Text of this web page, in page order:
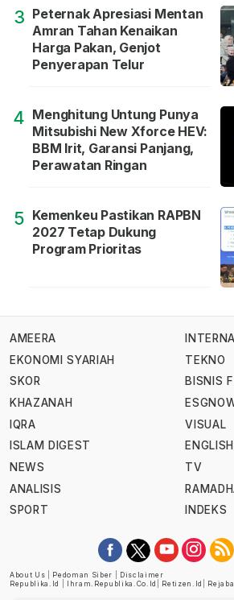
3 Peternak Apresiasi Mentan
Amran Tahan Kenaikan
Harga Pakan, Genjot
Penyerapan Telur
4 Menghitung Untung Punya
Mitsubishi New Xforce HEV:
BBM Irit, Garansi Panjang,
Perawatan Ringan
5 Kemenkeu Pastikan RAPBN
2027 Tetap Dukung
Program Prioritas
AMEERA
EKONOMI SYARIAH
SKOR
KHAZANAH
IQRA
ISLAM DIGEST
NEWS
ANALISIS
SPORT
TEKNO
BISNIS
VISUAL
ENGLISH
TV
INDEKS
About Us Pedoman Siber
Disclaimer
Republika.id
Ihram.republika.co.id Retizen.id